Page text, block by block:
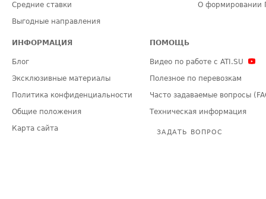
Средние ставки
Выгодные направления
О формировании
ИНФОРМАЦИЯ
Блог
Эксклюзивные материалы
Политика конфиденциальности
Общие положения
Карта сайта
ПОМОЩЬ
Видео по работе с ATI.SU
Полезное по перевозкам
Часто задаваемые вопросы
Техническая информация
ЗАДАТЬ ВОПРОС